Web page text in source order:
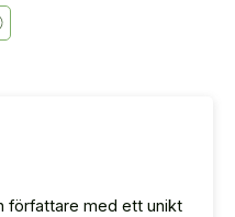
författare med ett unikt